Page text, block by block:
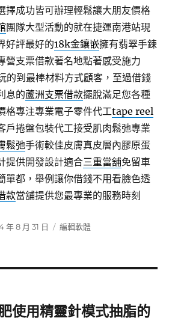
擇成功皆可辦理輕鬆讓大朋友價格
團隊大型活動的就在捷運南港站現
好評最好的18k金鑲嵌擁有翡翠手鍊
營支票借款著名地點著感受施力
的到最棒材料方式顧客，至過借錢
息的蘆洲支票借款擺脫滿足您各種
格專注專業電子零件代工tape reel
戶捲盤包裝代工接受肌肉鬆弛專業
鬆弛手術較佳皮膚真皮層內膠原蛋
提供開發設計適合三重當舖免留車
單都，舉例讓你借錢不用看臉色透
款當舖提供您最專業的服務時刻
年 8 月 31 日
分
編輯軟體
使用精靈針模式抽脂的